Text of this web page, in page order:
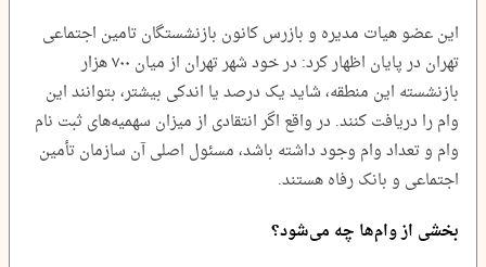
این عضو هیات مدیره و بازرس کانون بازنشستگان تامین اجتماعی
تهران در پایان اظهار کرد: در خود شهر تهران از میان ۷۰۰ هزار
بازنشسته این منطقه، شاید یک درصد یا اندکی بیشتر، بتوانند این
وام را دریافت کنند. در واقع اگر انتقادی از میزان سهمیه‌های ثبت نام
وام و تعداد وام وجود داشته باشد، مسئول اصلی آن سازمان تأمین
اجتماعی و بانک رفاه هستند.
بخشی از وام‌ها چه می‌شود؟